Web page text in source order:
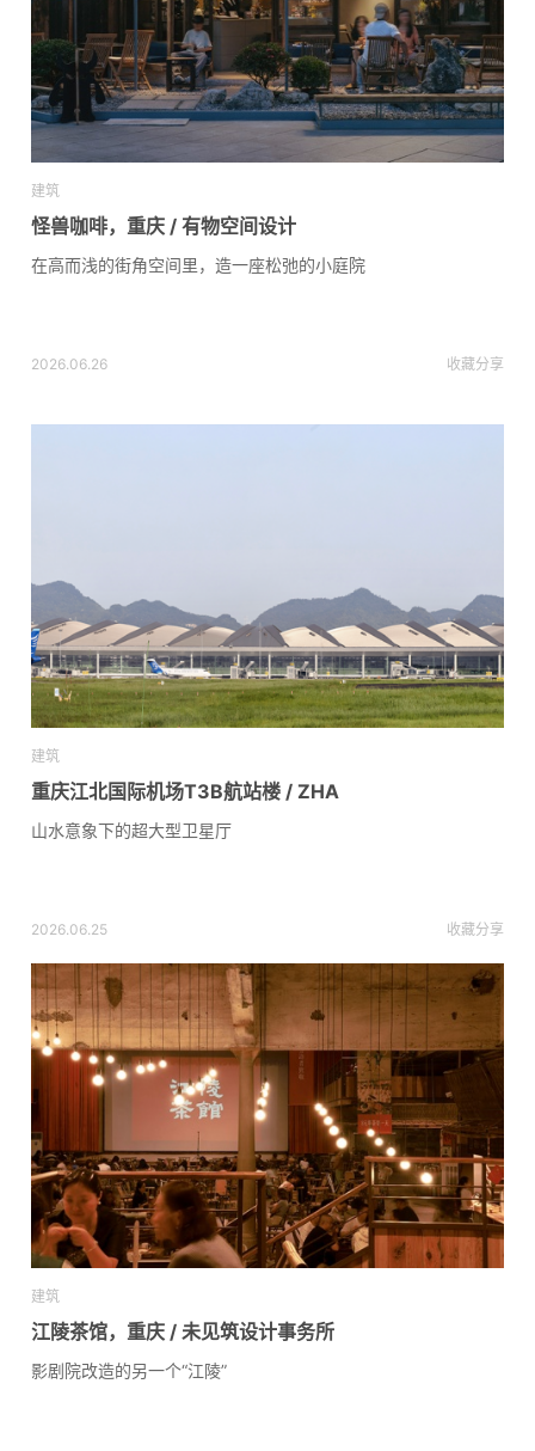
建筑
怪兽咖啡，重庆 / 有物空间设计
在高而浅的街角空间里，造一座松弛的小庭院
2026.06.26 收藏分享
建筑
重庆江北国际机场T3B航站楼 / ZHA
山水意象下的超大型卫星厅
2026.06.25 收藏分享
建筑
江陵茶馆，重庆 / 未见筑设计事务所
影剧院改造的另一个“江陵”